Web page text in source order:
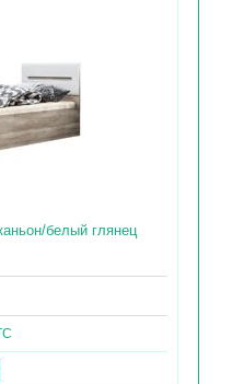
белый глянец